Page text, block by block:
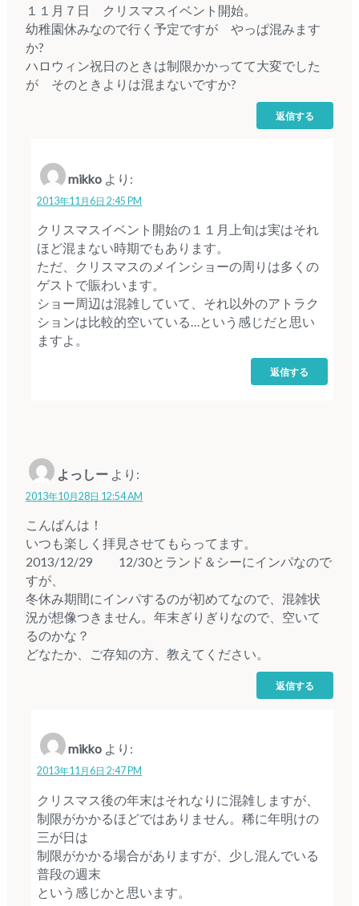
１１月７日 クリスマスイベント開始。
幼稚園休みなので行く予定ですが やっぱ混みます
か?
ハロウィン祝日のときは制限かかってて大変でした
が そのときよりは混まないですか?
返信する
mikko より:
2013年11月6日 2:45 PM
クリスマスイベント開始の１１月上旬は実はそれ
ほど混まない時期でもあります。
ただ、クリスマスのメインショーの周りは多くの
ゲストで賑わいます。
ショー周辺は混雑していて、それ以外のアトラク
ションは比較的空いている…という感じだと思い
ますよ。
返信する
よっしー より:
2013年10月28日 12:54 AM
こんばんは！
いつも楽しく拝見させてもらってます。
2013/12/29 12/30とランド＆シーにインパなので
すが、
冬休み期間にインパするのが初めてなので、混雑状
況が想像つきません。年末ぎりぎりなので、空いて
るのかな？
どなたか、ご存知の方、教えてください。
返信する
mikko より:
2013年11月6日 2:47 PM
クリスマス後の年末はそれなりに混雑しますが、
制限がかかるほどではありません。稀に年明けの
三が日は
制限がかかる場合がありますが、少し混んでいる
普段の週末
という感じかと思います。